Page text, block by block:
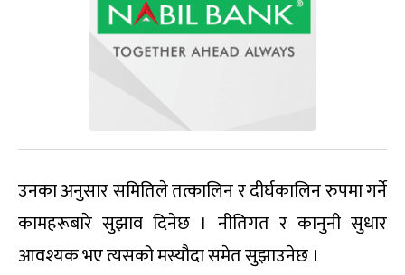
उनका अनुसार समितिले तत्कालिन र दीर्घकालिन रुपमा गर्ने
कामहरूबारे सुझाव दिनेछ । नीतिगत र कानुनी सुधार
आवश्यक भए त्यसको मस्यौदा समेत सुझाउनेछ ।